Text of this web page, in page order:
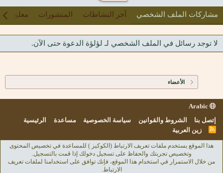
مشاركات الملف الشخصي آخر النشاطات المنشورات معلومات
لا توجد رسائل في الملف الشخصي لـ لؤلؤة الدعوة حتى الآن.
الأعضاء
إتصل بنا
الشروط والقوانين سياسة الخصوصية مساعدة الرئيسية
R
زين العربية
هذا الموقع يستخدم ملفات تعريف الارتباط (الكوكيز ) للمساعدة في تخصيص المحتوى
وتخصيص تجربتك والحفاظ على تسجيل دخولك إذا قمت بالتسجيل.
من خلال الاستمرار في استخدام هذا الموقع، فإنك توافق على استخدامنا لملفات تعريف
الارتباط.